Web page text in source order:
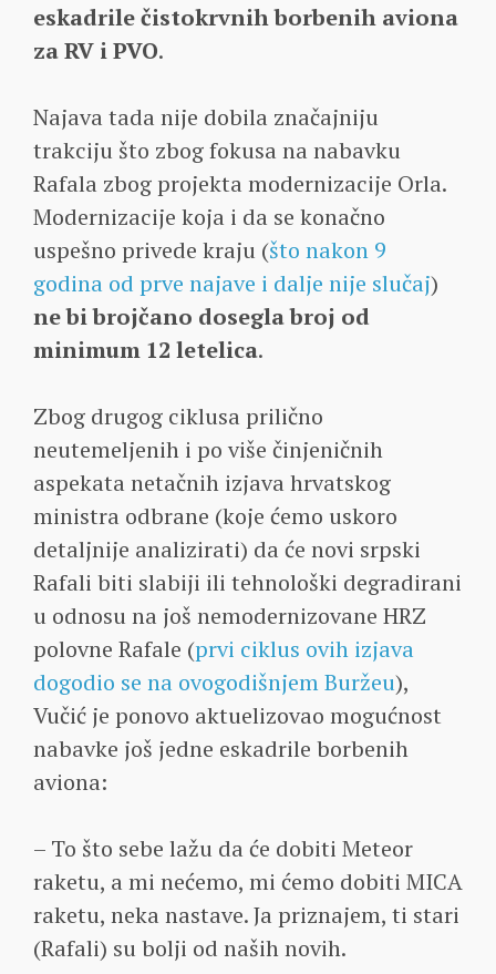
eskadrile čistokrvnih borbenih aviona
za RV i PVO.
Najava tada nije dobila značajniju
trakciju što zbog fokusa na nabavku
Rafala zbog projekta modernizacije Orla.
Modernizacije koja i da se konačno
uspešno privede kraju (što nakon 9
godina od prve najave i dalje nije slučaj)
ne bi brojčano dosegla broj od
minimum 12 letelica.
Zbog drugog ciklusa prilično
neutemeljenih i po više činjeničnih
aspekata netačnih izjava hrvatskog
ministra odbrane (koje ćemo uskoro
detaljnije analizirati) da će novi srpski
Rafali biti slabiji ili tehnološki degradirani
u odnosu na još nemodernizovane HRZ
polovne Rafale (prvi ciklus ovih izjava
dogodio se na ovogodišnjem Buržeu),
Vučić je ponovo aktuelizovao mogućnost
nabavke još jedne eskadrile borbenih
aviona:
– To što sebe lažu da će dobiti Meteor
raketu, a mi nećemo, mi ćemo dobiti MICA
raketu, neka nastave. Ja priznajem, ti stari
(Rafali) su bolji od naših novih.